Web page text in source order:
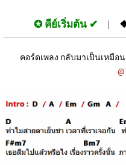
✪ คีย์เริ่มต้น
คอร์ดเพลง กลับมาเป็นเหมือ